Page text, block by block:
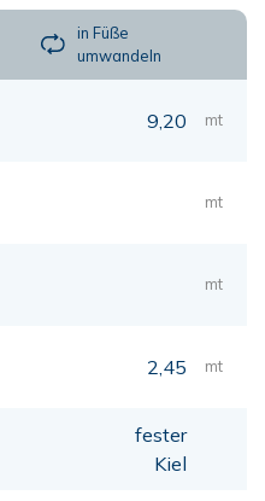
in Füße
umwandeln
9,20 mt
mt
mt
2,45 mt
fester
Kiel